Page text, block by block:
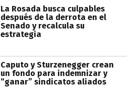
La Rosada busca culpables
después de la derrota en el
Senado y recalcula su
estrategia
Caputo y Sturzenegger crean
un fondo para indemnizar y
“ganar” sindicatos aliados